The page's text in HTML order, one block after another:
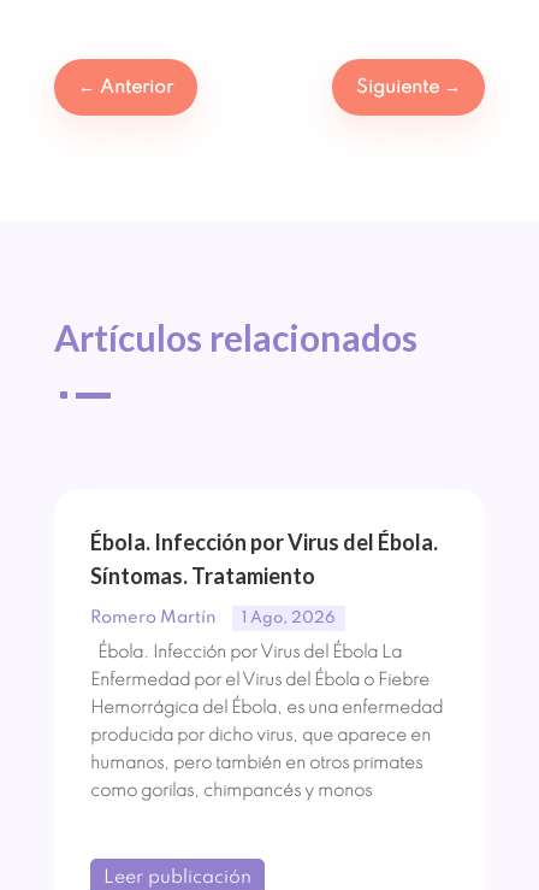
← Anterior Siguiente →
Artículos relacionados
^
Ébola. Infección por Virus del Ébola.
Síntomas. Tratamiento
Romero Martín 1 Ago, 2026
Ébola. Infección por Virus del Ébola La
Enfermedad por el Virus del Ébola o Fiebre
Hemorrágica del Ébola, es una enfermedad
producida por dicho virus, que aparece en
humanos, pero también en otros primates
como gorilas, chimpancés y monos
Leer publicación